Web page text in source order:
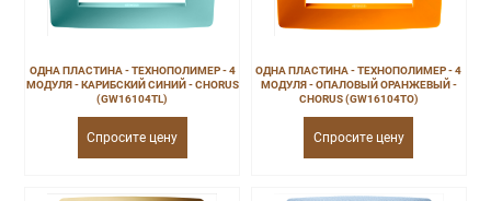
ОДНА ПЛАСТИНА - ТЕХНОПОЛИМЕР - 4
МОДУЛЯ - КАРИБСКИЙ СИНИЙ - CHORUS
(GW16104TL)
Спросите цену
ОДНА ПЛАСТИНА - ТЕХНОПОЛИМЕР - 4
МОДУЛЯ - ОПАЛОВЫЙ ОРАНЖЕВЫЙ -
CHORUS (GW16104TO)
Спросите цену